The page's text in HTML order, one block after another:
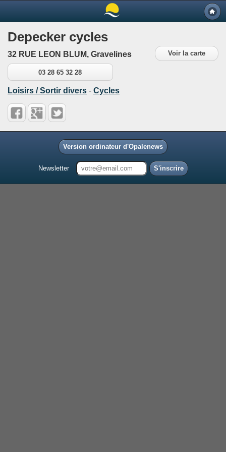
Depecker cycles
Voir la carte
32 RUE LEON BLUM, Gravelines
03 28 65 32 28
Loisirs / Sortir divers - Cycles
Version ordinateur d'Opalenews
Newsletter S'inscrire